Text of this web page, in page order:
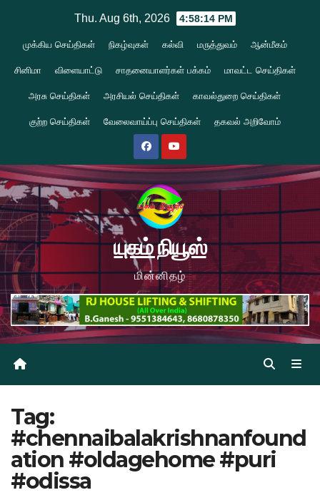
content
Thu. Aug 6th, 2026 4:58:16 PM
முக்கிய செய்திகள் நிகழ்வுகள் கல்வி மருத்துவம் ஆன்மீகம்
சினிமா விளையாட்டு சாதனையாளர்கள் பக்கம் மாவட்ட செய்திகள்
அரசு செய்திகள் அரசியல் செய்திகள் காவல்துறை செய்திகள்
குற்ற செய்திகள் வேலைவாய்ப்பு செய்திகள் தகவல் அறிவோம்
யுகம் நியூஸ்
மின்னிதழ்
Tag:
#chennaibalakrishnanfound
ation #oldagehome #puri
#odissa